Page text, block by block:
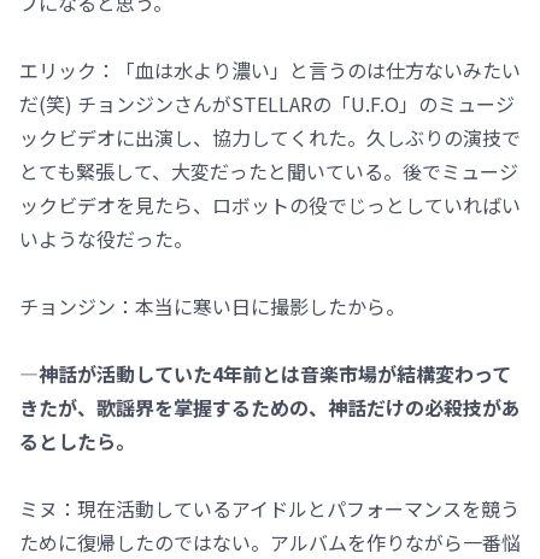
エリック：「血は水より濃い」と言うのは仕方ないみたい
だ(笑) チョンジンさんがSTELLARの「U.F.O」のミュージ
ックビデオに出演し、協力してくれた。久しぶりの演技で
とても緊張して、大変だったと聞いている。後でミュージ
ックビデオを見たら、ロボットの役でじっとしていればい
いような役だった。
チョンジン：本当に寒い日に撮影したから。
―神話が活動していた4年前とは音楽市場が結構変わって
きたが、歌謡界を掌握するための、神話だけの必殺技があ
るとしたら。
ミヌ：現在活動しているアイドルとパフォーマンスを競う
ために復帰したのではない。アルバムを作りながら一番悩